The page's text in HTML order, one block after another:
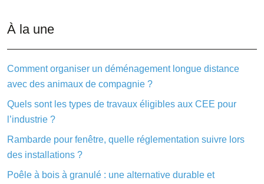
À la une
Comment organiser un déménagement longue distance
avec des animaux de compagnie ?
Quels sont les types de travaux éligibles aux CEE pour
l’industrie ?
Rambarde pour fenêtre, quelle réglementation suivre lors
des installations ?
Poêle à bois à granulé : une alternative durable et